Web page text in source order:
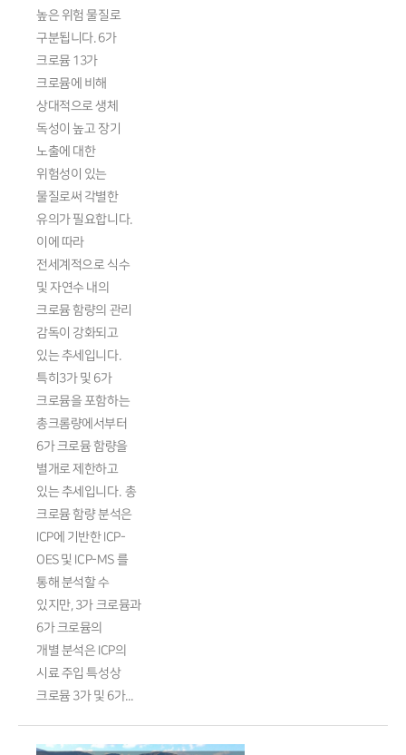
높은 위험 물질로
구분됩니다. 6가
크로뮴 13가
크로뮴에 비해
상대적으로 생체
독성이 높고 장기
노출에 대한
위험성이 있는
물질로써 각별한
유의가 필요합니다.
이에 따라
전세계적으로 식수
및 자연수 내의
크로뮴 함량의 관리
감독이 강화되고
있는 추세입니다.
특히3가 및 6가
크로뮴을 포함하는
총크롬량에서부터
6가 크로뮴 함량을
별개로 제한하고
있는 추세입니다. 총
크로뮴 함량 분석은
ICP에 기반한 ICP-
OES 및 ICP-MS 를
통해 분석할 수
있지만, 3가 크로뮴과
6가 크로뮴의
개별 분석은 ICP의
시료 주입 특성상
크로뮴 3가 및 6가...